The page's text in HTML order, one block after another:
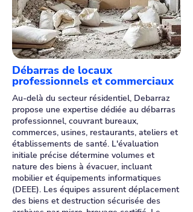
Débarras de locaux
professionnels et commerciaux
Au-delà du secteur résidentiel, Debarraz
propose une expertise dédiée au débarras
professionnel, couvrant bureaux,
commerces, usines, restaurants, ateliers et
établissements de santé. L'évaluation
initiale précise détermine volumes et
nature des biens à évacuer, incluant
mobilier et équipements informatiques
(DEEE). Les équipes assurent déplacement
des biens et destruction sécurisée des